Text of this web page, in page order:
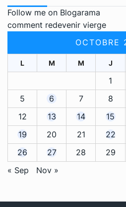
Follow me on Blogarama
comment redevenir vierge
OCTOBRE
L M M J
1
5
6 7 8
12
13 14 15
19
20 21 22
26
27 28 29
« Sep
Nov »